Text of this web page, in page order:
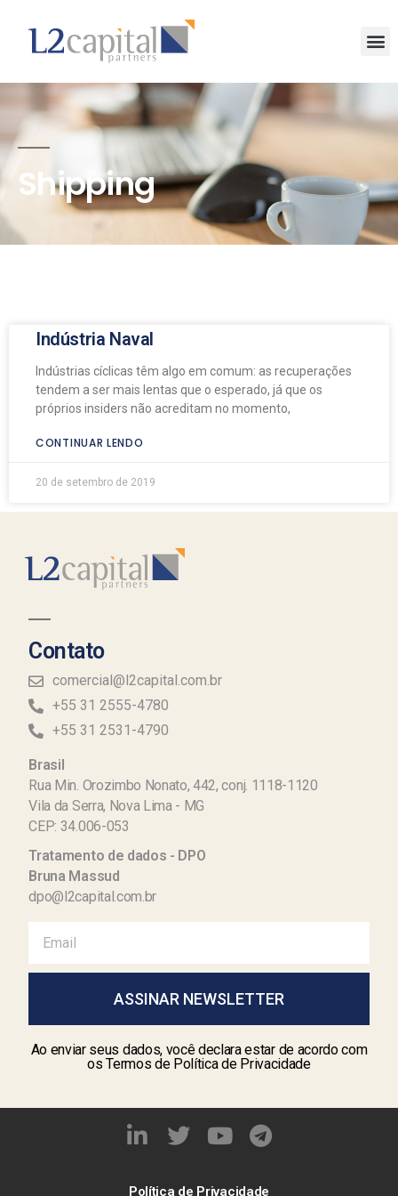
Shipping
Indústria Naval
Indústrias cíclicas têm algo em comum: as recuperações
tendem a ser mais lentas que o esperado, já que os
próprios insiders não acreditam no momento,
CONTINUAR LENDO
20 de setembro de 2019
Contato
comercial@l2capital.com.br
+55 31 2555-4780
+55 31 2531-4790
Brasil
Rua Min. Orozimbo Nonato, 442, conj. 1118-1120
Vila da Serra, Nova Lima - MG
CEP: 34.006-053
Tratamento de dados - DPO
Bruna Massud
dpo@l2capital.com.br
ASSINAR NEWSLETTER
Ao enviar seus dados, você declara estar de acordo com
os Termos de Política de Privacidade
Política de Privacidade